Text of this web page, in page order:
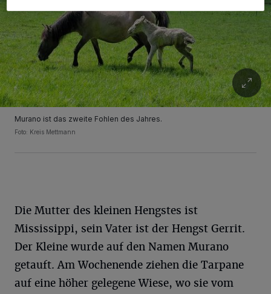
Murano ist das zweite Fohlen des Jahres.
Foto: Kreis Mettmann
Die Mutter des kleinen Hengstes ist
Mississippi, sein Vater ist der Hengst Gerrit.
Der Kleine wurde auf den Namen Murano
getauft. Am Wochenende ziehen die Tarpane
auf eine höher gelegene Wiese, wo sie vom